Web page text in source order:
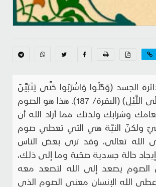
الجسد (وَكُلُوا وَاشْرَبُوا حَتَّى يَتَبَيَّنَ
لَكُمُ الْخَيْطُ الأبْيَضُ مِنَ الْخَيْطِ الأسْوَدِ مِنَ الْفَجْرِ ثُمَّ أَتِمُّوا الصِّيَامَ إِلَى اللَّيْلِ) (البقرة/ 187). هذا هو الصوم
وشرابك ولذتك مما أراد الله أن
ولكنّ النيّة هي التي تعطي صوم
الله تعالى، وقد ترى بعض الناس
حالة جسدية صحّية وما إلى ذلك،
الصوم يصعد إلى الله لتصعد معه
الله الإنسان معنى الصوم الذي